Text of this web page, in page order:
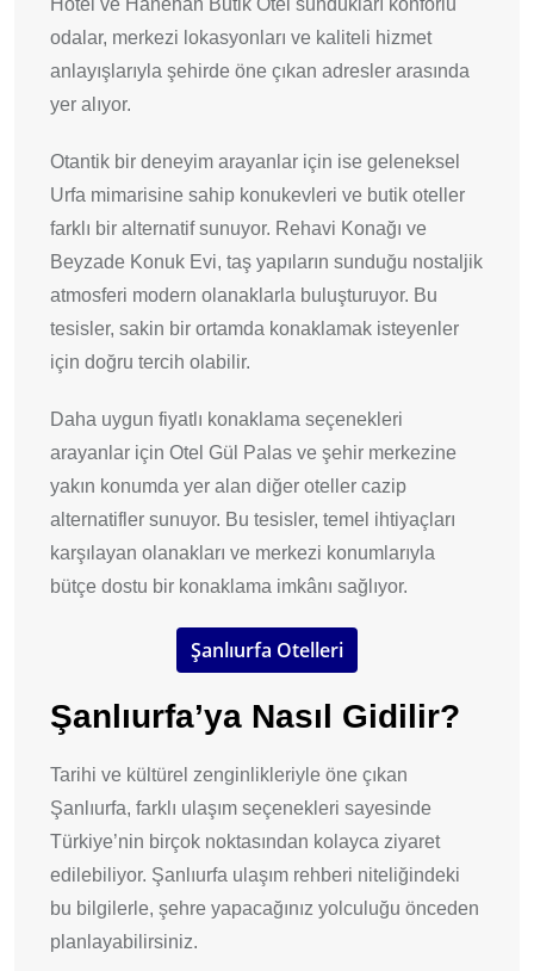
odalar, merkezi lokasyonları ve kaliteli hizmet
anlayışlarıyla şehirde öne çıkan adresler arasında
yer alıyor.
Otantik bir deneyim arayanlar için ise geleneksel
Urfa mimarisine sahip konukevleri ve butik oteller
farklı bir alternatif sunuyor. Rehavi Konağı ve
Beyzade Konuk Evi, taş yapıların sunduğu nostaljik
atmosferi modern olanaklarla buluşturuyor. Bu
tesisler, sakin bir ortamda konaklamak isteyenler
için doğru tercih olabilir.
Daha uygun fiyatlı konaklama seçenekleri
arayanlar için Otel Gül Palas ve şehir merkezine
yakın konumda yer alan diğer oteller cazip
alternatifler sunuyor. Bu tesisler, temel ihtiyaçları
karşılayan olanakları ve merkezi konumlarıyla
bütçe dostu bir konaklama imkânı sağlıyor.
Şanlıurfa Otelleri
Şanlıurfa’ya Nasıl Gidilir?
Tarihi ve kültürel zenginlikleriyle öne çıkan
Şanlıurfa, farklı ulaşım seçenekleri sayesinde
Türkiye’nin birçok noktasından kolayca ziyaret
edilebiliyor. Şanlıurfa ulaşım rehberi niteliğindeki
bu bilgilerle, şehre yapacağınız yolculuğu önceden
planlayabilirsiniz.